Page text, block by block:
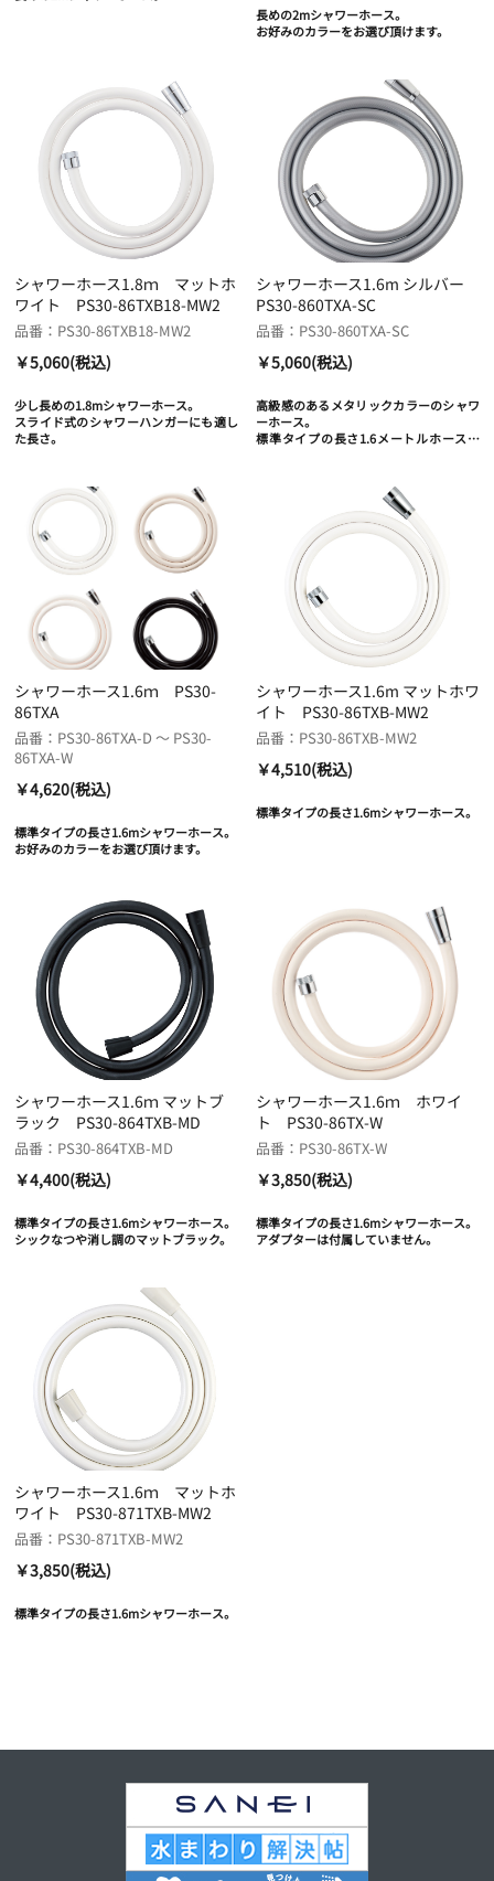
長めの2mシャワーホース。
お好みのカラーをお選び頂けます。
シャワーホース1.8ｍ マットホ
ワイト PS30-86TXB18-MW2
品番：PS30-86TXB18-MW2
￥5,060(税込)
少し長めの1.8mシャワーホース。
スライド式のシャワーハンガーにも適し
た長さ。
シャワーホース1.6m シルバー
PS30-860TXA-SC
品番：PS30-860TXA-SC
￥5,060(税込)
高級感のあるメタリックカラーのシャワ
ーホース。
標準タイプの長さ1.6メートルホースで
シャワーホース1.6ｍ PS30-
86TXA
品番：PS30-86TXA-D ～ PS30-
86TXA-W
￥4,620(税込)
標準タイプの長さ1.6mシャワーホース。
お好みのカラーをお選び頂けます。
シャワーホース1.6m マットホワ
イト PS30-86TXB-MW2
品番：PS30-86TXB-MW2
￥4,510(税込)
標準タイプの長さ1.6mシャワーホース。
シャワーホース1.6ｍ マットブ
ラック PS30-864TXB-MD
品番：PS30-864TXB-MD
￥4,400(税込)
標準タイプの長さ1.6mシャワーホース。
シックなつや消し調のマットブラック。
シャワーホース1.6ｍ ホワイ
ト PS30-86TX-W
品番：PS30-86TX-W
￥3,850(税込)
標準タイプの長さ1.6mシャワーホース。
アダプターは付属していません。
シャワーホース1.6ｍ マットホ
ワイト PS30-871TXB-MW2
品番：PS30-871TXB-MW2
￥3,850(税込)
標準タイプの長さ1.6mシャワーホース。